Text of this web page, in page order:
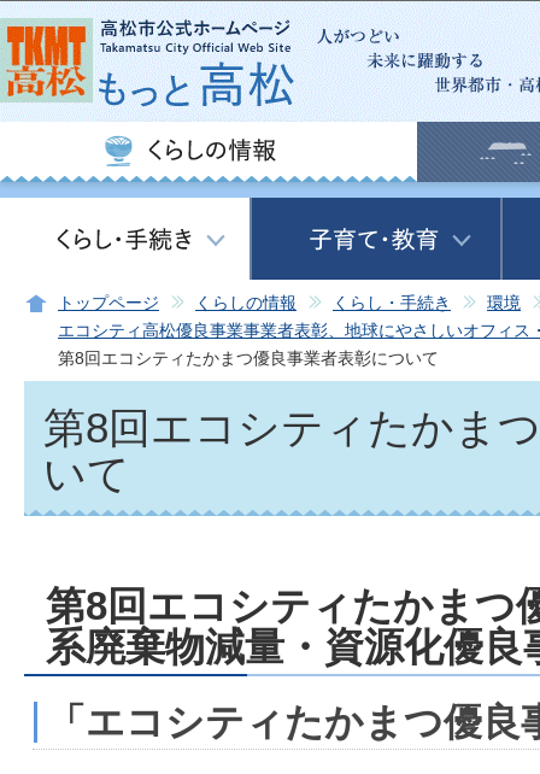
この
トップページ くらしの情報 くらし・手続き
環境
エコシティ高松優良事業事業者表彰、地球にやさしいオフィ
第8回エコシティたかまつ優良事業者表彰について
第8回エコシティたかま
いて
第8回エコシティたかまつ
系廃棄物減量・資源化優良
「エコシティたかまつ優